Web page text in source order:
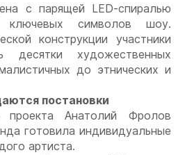
с парящей LED-спиралью
символов шоу.
конструкции участники
десятки художественных
до этнических и
постановки
проекта Анатолий Фролов
готовила индивидуальные
артиста.